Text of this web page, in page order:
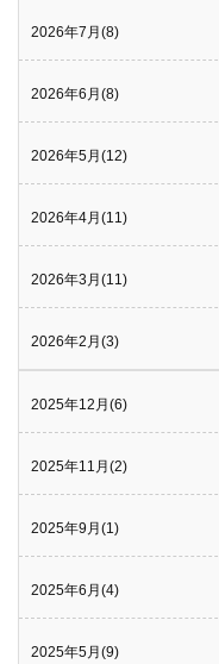
2026年7月(8)
2026年6月(8)
2026年5月(12)
2026年4月(11)
2026年3月(11)
2026年2月(3)
2025年12月(6)
2025年11月(2)
2025年9月(1)
2025年6月(4)
2025年5月(9)